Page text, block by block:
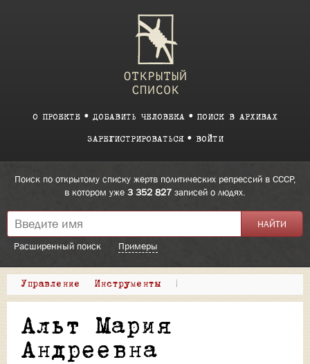
О ПРОЕКТЕ ДОБАВИТЬ ЧЕЛОВЕКА ПОИСК В АРХИВАХ
ЗАРЕГИСТРИРОВАТЬСЯ ВОЙТИ
Поиск по открытому списку жертв политических репрессий в СССР,
в котором уже 3 352 827 записей о людях.
Расширенный поиск Примеры
Управление Инструменты |
Альт Мария
Андреевна